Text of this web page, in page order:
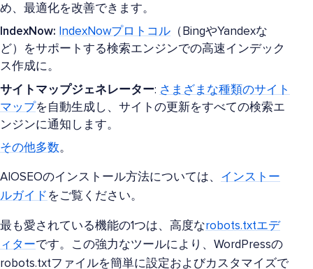
め、最適化を改善できます。
IndexNow: IndexNowプロトコル （BingやYandexな
ど）をサポートする検索エンジンでの高速インデック
ス作成に。
サイトマップジェネレーター: さまざまな種類のサイト
マップ を自動生成し、サイトの更新をすべての検索エ
ンジンに通知します。
その他多数。
AIOSEOのインストール方法については、 インストー
ルガイド をご覧ください。
最も愛されている機能の1つは、高度なrobots.txtエデ
ィターです。この強力なツールにより、WordPressの
robots.txtファイルを簡単に設定およびカスタマイズで